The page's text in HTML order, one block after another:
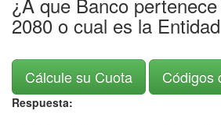
2080 o cual es la
Cálcule su Cuota Códigos
Respuesta: